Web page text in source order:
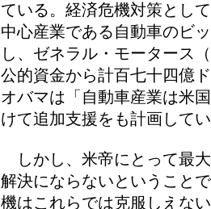
ている。経済危機対策とし
中心産業である自動車のビ
し、ゼネラル・モータース
公的資金から計百七十四億
オバマは「自動車産業は米
けて追加支援をも計画して
しかし、米帝にとって最
解決にならないということ
機はこれらでは克服しえな